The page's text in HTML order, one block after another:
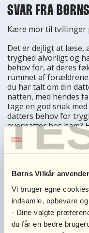
Børns Vilkår
Vi bruger egne
indsamle, opbevare
- Dine valgte
du får en bedre
SVAR FRA
Kære mor til tvillinger
Det er dejligt at læse,
tryghed alvorligt og
behov for, at deres
rummet af
du har talt om din
natten, med hendes
tage en god snak
datters behov for
overnatter hos ham?
mening og være
datter? Kunne det
siden af hendes fars
tage en snak om,
bedst tilgodeser
alder, herunder
hvert fald ikke en
samvær med sin far.
tilknytning til sin far,